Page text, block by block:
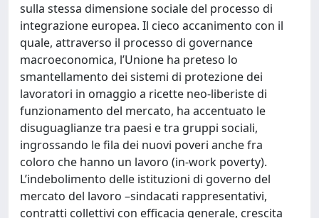
sulla stessa dimensione sociale del processo di
integrazione europea. Il cieco accanimento con il
quale, attraverso il processo di governance
macroeconomica, l’Unione ha preteso lo
smantellamento dei sistemi di protezione dei
lavoratori in omaggio a ricette neo-liberiste di
funzionamento del mercato, ha accentuato le
disuguaglianze tra paesi e tra gruppi sociali,
ingrossando le fila dei nuovi poveri anche fra
coloro che hanno un lavoro (in-work poverty).
L’indebolimento delle istituzioni di governo del
mercato del lavoro –sindacati rappresentativi,
contratti collettivi con efficacia generale, crescita